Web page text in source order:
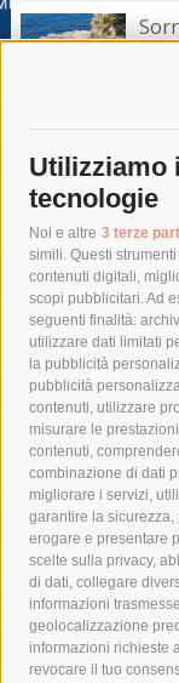
Utilizziamo
tecnologie
Noi e altre 3 terze
simili. Questi
contenuti digitali,
scopi pubblicitari. Ad
seguenti finalità:
utilizzare dati limitati
la pubblicità
pubblicità
contenuti, utilizzare
misurare le
contenuti,
combinazione di dati
migliorare i servizi,
garantire la sicurezza,
erogare e presentare
scelte sulla privacy,
di dati, collegare
informazioni
geolocalizzazione
informazioni richieste
revocare il tuo
–
Tag
acqua allerta
area marina
Asl Napoli 3 sud
castellammare di
comune di
costiera amalfitana
fondazione
lavori
lorenzo
massimo coppola
penisola sorrentina
protezione civile